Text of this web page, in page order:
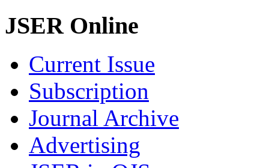
JSER Online
Current Issue
Subscription
Journal Archive
Advertising